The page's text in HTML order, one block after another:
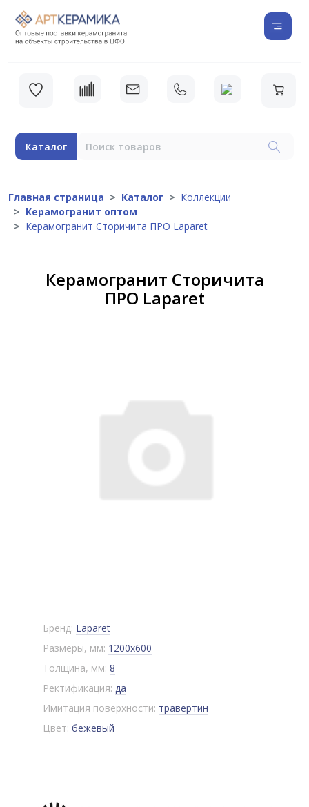
Каталог
Главная страница Каталог
Коллекции
Керамогранит оптом
Керамогранит Сторичита ПРО Laparet
Керамогранит Сторичита
ПРО Laparet
Бренд: Laparet
Размеры, мм: 1200x600
Толщина, мм: 8
Ректификация: да
Имитация поверхности: травертин
Цвет: бежевый